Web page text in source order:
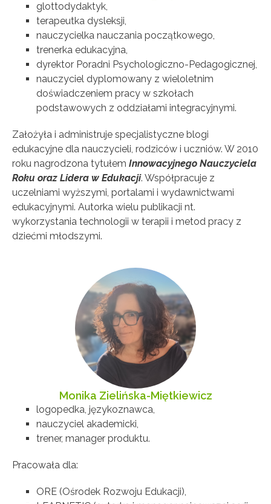
glottodydaktyk,
terapeutka dysleksji,
nauczycielka nauczania początkowego,
trenerka edukacyjna,
dyrektor Poradni Psychologiczno-Pedagogicznej,
nauczyciel dyplomowany z wieloletnim
doświadczeniem pracy w szkołach
podstawowych z oddziałami integracyjnymi.
Założyła i administruje specjalistyczne blogi
edukacyjne dla nauczycieli, rodziców i uczniów. W 2010
roku nagrodzona tytułem Innowacyjnego Nauczyciela
Roku oraz Lidera w Edukacji. Współpracuje z
uczelniami wyższymi, portalami i wydawnictwami
edukacyjnymi. Autorka wielu publikacji nt.
wykorzystania technologii w terapii i metod pracy z
dziećmi młodszymi.
Monika Zielińska-Miętkiewicz
logopedka, językoznawca,
nauczyciel akademicki,
trener, manager produktu.
Pracowała dla:
ORE (Ośrodek Rozwoju Edukacji),